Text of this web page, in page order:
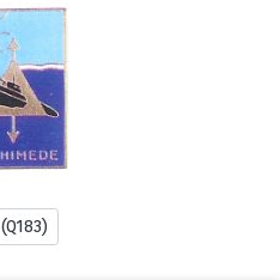
CASABIANCA (Q183)